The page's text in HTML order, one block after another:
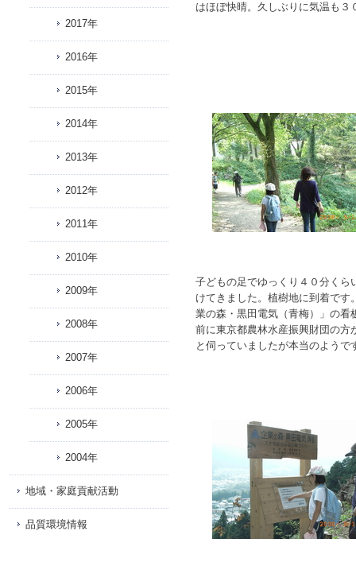
はほぼ快晴。久しぶりに気温も３
子どもの足でゆっくり４０分くら
けてきました。植樹地に到着で
業の森・黒田電気（青梅）」の看
前に東京都農林水産振興財団の
と伺っていましたが本当のようで
2017年
2016年
2015年
2014年
2013年
2012年
2011年
2010年
2009年
2008年
2007年
2006年
2005年
2004年
地域・家庭貢献活動
品質環境情報